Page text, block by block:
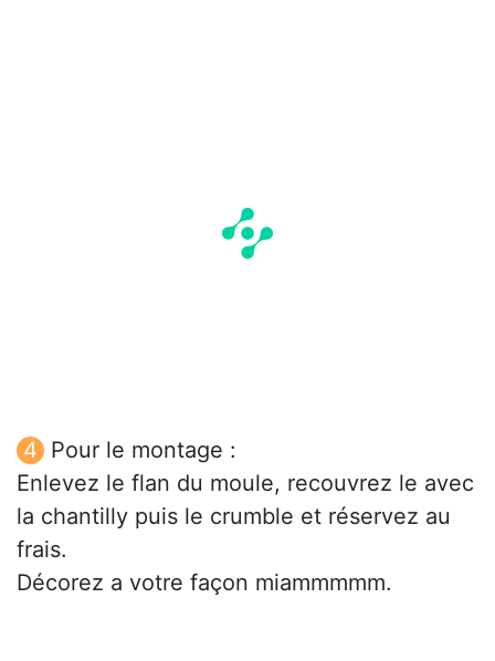
Pour le montage :
Enlevez le flan du moule, recouvrez le avec
la chantilly puis le crumble et réservez au
frais.
Décorez a votre façon miammmmm.